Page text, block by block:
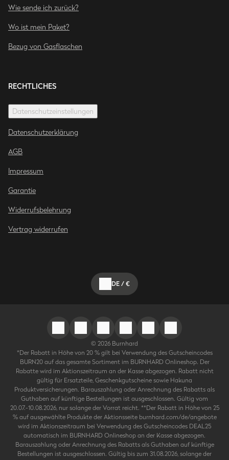
Wie sende ich zurück?
Wo ist mein Paket?
Bezug von Gasflaschen
RECHTLICHES
Datenschutzeinstellungen
Datenschutzerklärung
AGB
Impressum
Garantie
Widerrufsbelehrung
Vertrag widerrufen
DE/€
© 2026 Burnhard
*Der Rabatt in Höhe von 20 % gilt bei Verwendung des Gutscheincodes
BURN20 auf das gesamte Sortiment im BURNHARD Onlineshop. Der
Rabatte wird im Aktionszeitraum an der Kasse abgezogen. Rabatt nicht
gültig für Ersatzteile, Geschenkgutscheine sowie Hakuna
Produktversicherungen. Barauszahlung oder Anrechnung des Rabatts als
Guthaben auf künftige Bestellungen ist ausgeschlossen. Gültig vom
20.07.-10.08.2026, nur solange der Vorrat reicht. **Der Rabatt in Höhe von 25
% auf ausgewählte Produkte der Aktionsseite burnhard.com/de/angebote
wird im Aktionszeitraum bei Verwendung des Gutscheincodes DEAL25
automatisch im BURNHARD Onlineshop an der Kasse abgezogen.
Barauszahlung oder Anrechnung des Rabatts als Guthaben auf künftige
Bestellungen ist ausgeschlossen. Gültig bis zum 31.08.2026, solange der